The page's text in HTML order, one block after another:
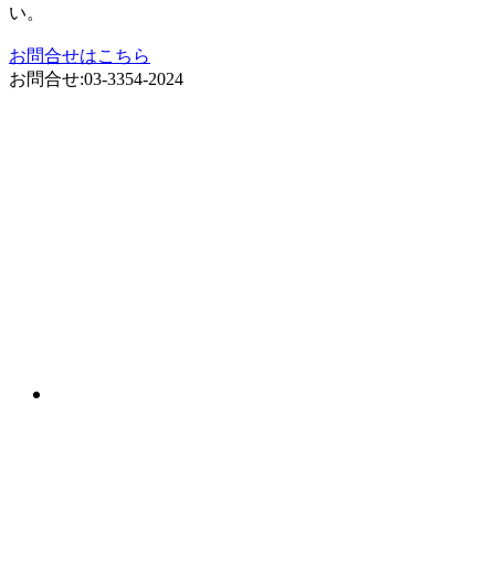
い。
お問合せはこちら
お問合せ:03-3354-2024